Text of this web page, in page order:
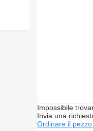
Impossibile
Invia una
Ordinare il